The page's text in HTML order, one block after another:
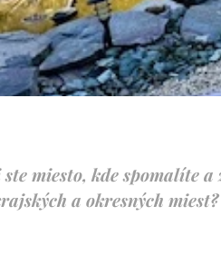
miesto, kde spomalíte
a okresných